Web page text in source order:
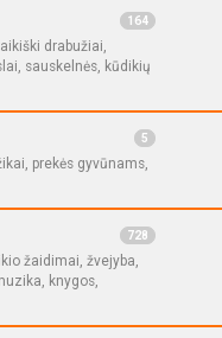
164
drabužiai,
sauskelnės, kūdikių
5
prekės gyvūnams,
728
žaidimai, žvejyba,
knygos,